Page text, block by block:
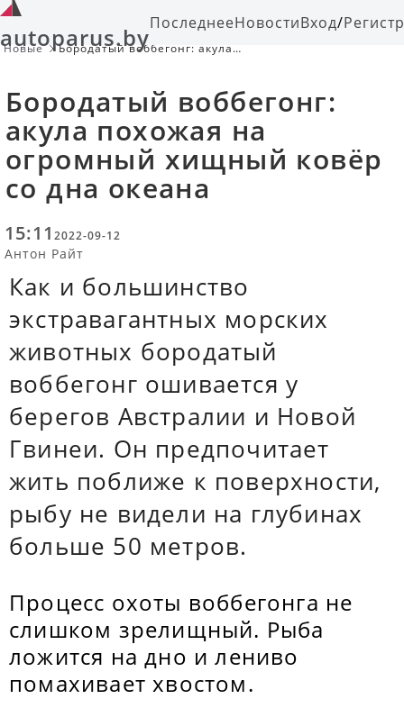
autoparus.byПоследнееНовостиВход/
Новые
Бородатый воббегонг: акула
Бородатый воббегонг:
акула похожая на
огромный хищный ковёр
со дна океана
15:11 2022-09-12
Антон Райт
Как и большинство
экстравагантных морских
животных бородатый
воббегонг ошивается у
берегов Австралии и Новой
Гвинеи. Он предпочитает
жить поближе к поверхности,
рыбу не видели на глубинах
больше 50 метров.
Процесс охоты воббегонга не
слишком зрелищный. Рыба
ложится на дно и лениво
помахивает хвостом.